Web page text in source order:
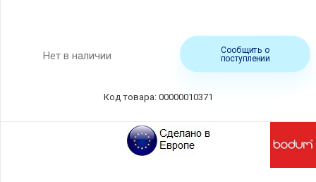
Нет в наличии
Сообщить о
поступлении
Код товара: 00000010371